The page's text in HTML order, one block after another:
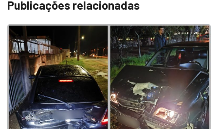
Publicações relacionadas